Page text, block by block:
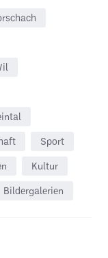
Sport
Kultur
Bildergalerien